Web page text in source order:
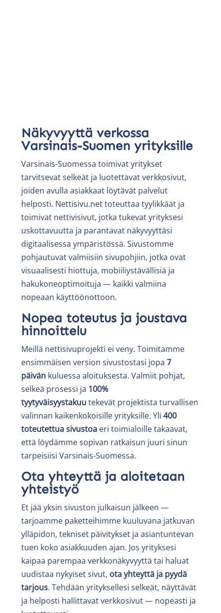
Näkyvyyttä verkossa
Varsinais-Suomen yrityksille
Varsinais-Suomessa toimivat yritykset
tarvitsevat selkeät ja luotettavat verkkosivut,
joiden avulla asiakkaat löytävät palvelut
helposti. Nettisivu.net toteuttaa tyylikkäät ja
toimivat nettivisivut, jotka tukevat yrityksesi
uskottavuutta ja parantavat näkyvyyttäsi
digitaalisessa ympäristössä. Sivustomme
pohjautuvat valmiisiin sivupohjiin, jotka ovat
visuaalisesti hiottuja, mobiiliystävällisiä ja
hakukoneoptimoituja — kaikki valmiina
nopeaan käyttöönottoon.
Nopea toteutus ja joustava
hinnoittelu
Meillä nettisivuprojekti ei veny. Toimitamme
ensimmäisen version sivustostasi jopa 7
päivänkuluessa aloituksesta. Valmiit pohjat,
selkeä prosessi ja 100%
tyytyväisyystakuu tekevät projektista turvallisen
valinnan kaikenkokoisille yrityksille. Yli 400
toteutettua sivustoaeri toimialoille takaavat,
että löydämme sopivan ratkaisun juuri sinun
tarpeisiisi Varsinais-Suomessa.
Ota yhteyttä ja aloitetaan
yhteistyö
Et jää yksin sivuston julkaisun jälkeen —
tarjoamme paketteihimme kuuluvana jatkuvan
ylläpidon, tekniset päivitykset ja asiantuntevan
tuen koko asiakkuuden ajan. Jos yrityksesi
kaipaa parempaa verkkonäkyvyyttä tai haluat
uudistaa nykyiset sivut, ota yhteyttä ja pyydä
tarjous. Tehdään yrityksellesi selkeät, näyttävät
ja helposti hallittavat verkkosivut — nopeasti ja